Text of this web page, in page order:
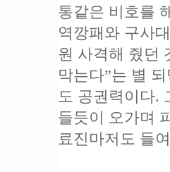
통같은 비호를
역깡패와 구사
원 사격해 줬던
막는다”는 별
도 공권력이다.
들듯이 오가며
료진마저도 들